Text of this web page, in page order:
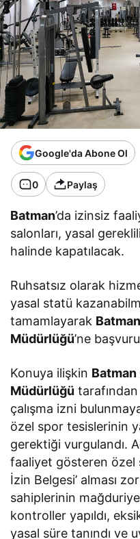
Google'da Abone Ol
0 Paylaş
Batman’da izinsiz
salonları, yasal
halinde kapatılacak.
Ruhsatsız olarak
yasal statü
tamamlayarak
Müdürlüğü’ne
Konuya ilişkin
Müdürlüğü tarafından
çalışma izni
özel spor tesislerinin
gerektiği vurgulandı.
faaliyet gösteren özel
İzin Belgesi’ alması
sahiplerinin
kontroller yapıldı,
yasal süre tanındı ve